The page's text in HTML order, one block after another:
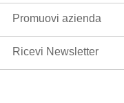
Promuovi azienda
Ricevi Newsletter